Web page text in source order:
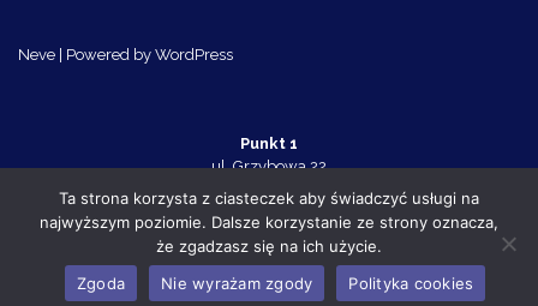
Neve | Powered by WordPress
Punkt 1
ul. Grzybowa 22
Police 72-010
tel. 91 455 70 32
ul. Tanowska 10c
Police 72-010
Ta strona korzysta z ciasteczek aby świadczyć usługi na
najwyższym poziomie. Dalsze korzystanie ze strony oznacza,
że zgadzasz się na ich użycie.
Zgoda
Nie wyrażam zgody Polityka cookies